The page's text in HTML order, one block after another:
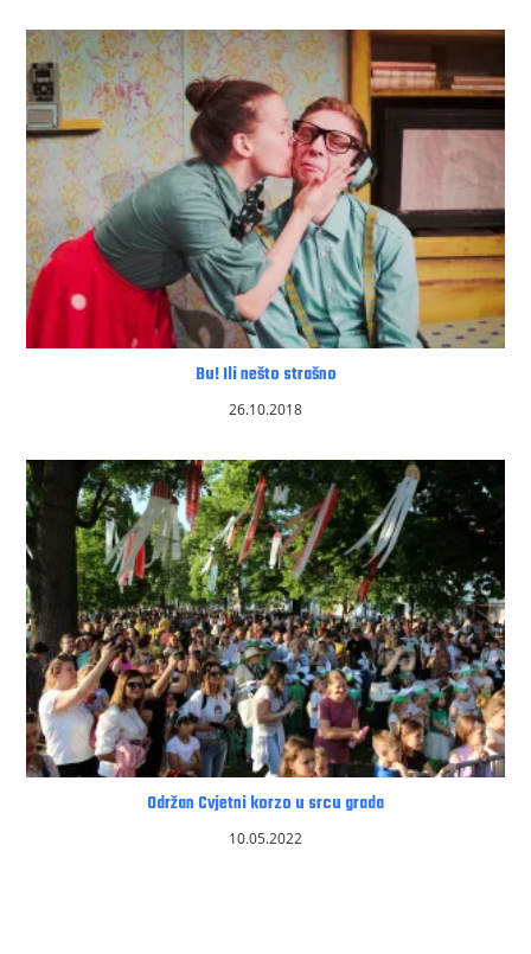
Bu! Ili nešto strašno
26.10.2018
Održan Cvjetni korzo u srcu grada
10.05.2022